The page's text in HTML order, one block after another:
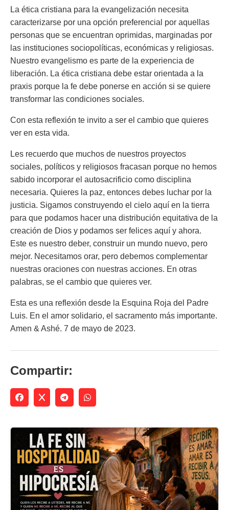
La ética cristiana para la evangelización necesita
caracterizarse por una opción preferencial por aquellas
personas que se encuentran oprimidas, marginadas por
las instituciones sociopolíticas, económicas y religiosas.
Nuestro evangelismo es parte de la experiencia de
liberación. La ética cristiana debe estar orientada a la
praxis porque la fe debe ponerse en acción si se quiere
transformar las condiciones sociales.
Con esta reflexión te invito a ser el cambio que quieres
ver en esta vida.
Les recuerdo que muchos de nuestros proyectos
sociales, políticos y religiosos fracasan porque no hemos
sabido incorporar el autosacrificio como disciplina
necesaria. Quieres la paz, entonces debes luchar por la
justicia. Sigamos construyendo el cielo aquí en la tierra
para que podamos hacer una distribución equitativa de la
creación de Dios y podamos ser felices aquí y ahora.
Este es nuestro deber, construir un mundo nuevo, pero
mejor. Necesitamos orar, pero debemos complementar
nuestras oraciones con nuestras acciones. En otras
palabras, se el cambio que quieres ver.
Esta es una reflexión desde la Esquina Roja del Padre
Luis. En el amor solidario, el sacramento más importante.
Amen & Ashé. 7 de mayo de 2023.
Compartir: